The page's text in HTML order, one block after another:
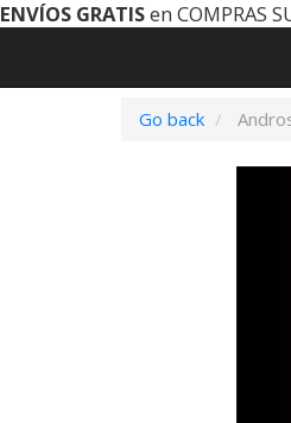
ENVÍOS GRATISen COMPRAS
Go back